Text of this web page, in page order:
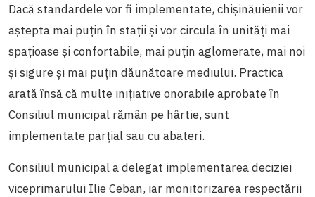
Dacă standardele vor fi implementate, chișinăuienii vor
aștepta mai puțin în stații și vor circula în unități mai
spațioase și confortabile, mai puțin aglomerate, mai noi
și sigure și mai puțin dăunătoare mediului. Practica
arată însă că multe inițiative onorabile aprobate în
Consiliul municipal rămân pe hârtie, sunt
implementate parțial sau cu abateri.
Consiliul municipal a delegat implementarea deciziei
viceprimarului Ilie Ceban, iar monitorizarea respectării